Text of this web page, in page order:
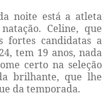
noite está a atleta
Celine, que
fortes candidatas a
tem 19 anos, nada
certo na seleção
brilhante, que lhe
da temporada.